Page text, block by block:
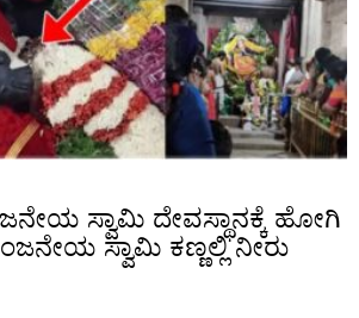
ಸ್ವಾಮಿ ದೇವಸ್ಥಾನಕ್ಕೆ ಹೋಗಿ
ಸ್ವಾಮಿ ಕಣ್ಣಲ್ಲಿ ನೀರು